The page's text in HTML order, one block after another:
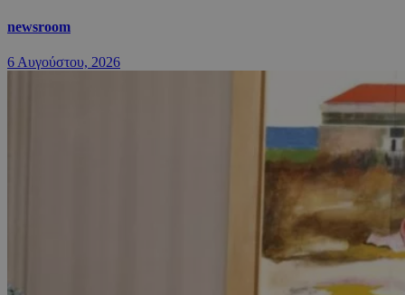
newsroom
6 Αυγούστου, 2026